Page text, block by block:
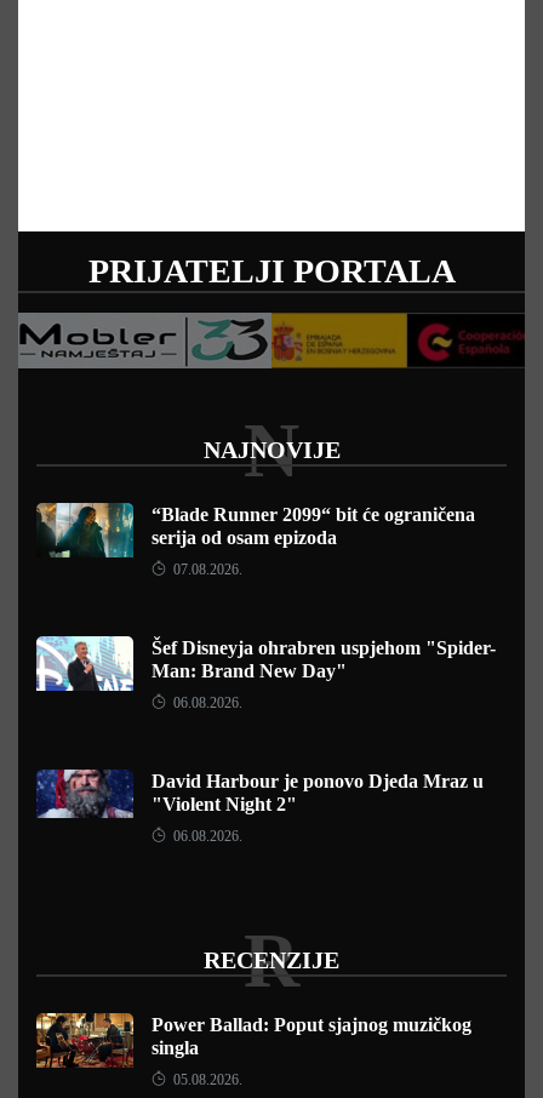
PRIJATELJI PORTALA
NAJNOVIJE
N
“Blade Runner 2099“ bit će ograničena
serija od osam epizoda
07.08.2026.
Šef Disneyja ohrabren uspjehom "Spider-
Man: Brand New Day"
06.08.2026.
David Harbour je ponovo Djeda Mraz u
"Violent Night 2"
06.08.2026.
RECENZIJE
R
Power Ballad: Poput sjajnog muzičkog
singla
05.08.2026.